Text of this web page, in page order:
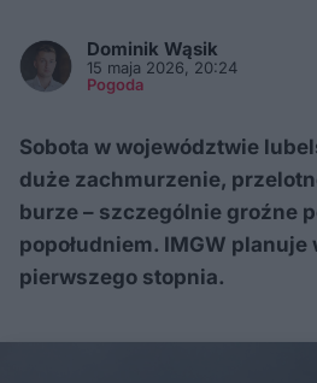
Dominik Wąsik
15 maja 2026, 20:24
Pogoda
Sobota w województwie
duże zachmurzenie,
burze – szczególnie groźne
popołudniem. IMGW
pierwszego stopnia.